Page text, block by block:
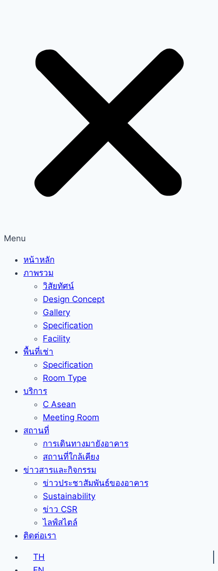
Menu
หน้าหลัก
ภาพรวม
วิสัยทัศน์
Design Concept
Gallery
Specification
Facility
พื้นที่เช่า
Specification
Room Type
บริการ
C Asean
Meeting Room
สถานที่
การเดินทางมายังอาคาร
สถานที่ใกล้เคียง
ข่าวสารและกิจกรรม
ข่าวประชาสัมพันธ์ของอาคาร
Sustainability
ข่าว CSR
ไลฟ์สไตล์
ติดต่อเรา
TH